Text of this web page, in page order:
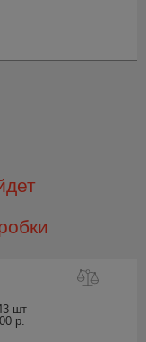
шт
р.